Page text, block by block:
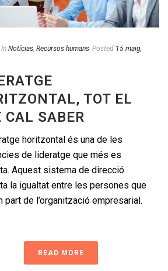
In Notícias Recursos humans Posted 15 maig,
TOT EL
CAL SABER
horitzontal és una de les
de lideratge que més es
Aquest sistema de direcció
la igualtat entre les persones que
part de l’organització empresarial.
READ MORE